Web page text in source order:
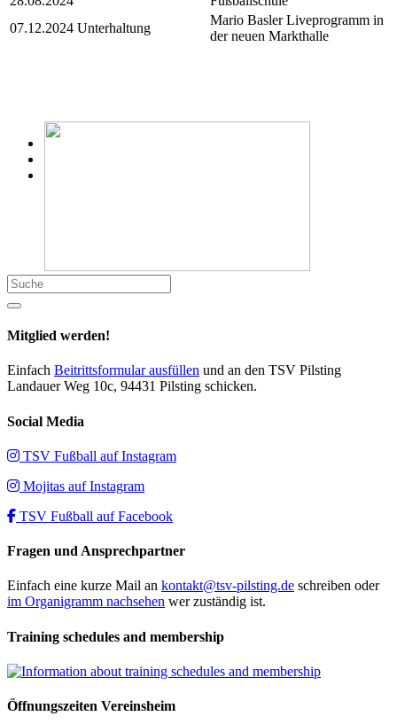
07.12.2024 Unterhaltung
Mario Basler Liveprogramm in
der neuen Markthalle
Suche
Mitglied werden!
Einfach Beitrittsformular ausfüllen und an den TSV Pilsting
Landauer Weg 10c, 94431 Pilsting schicken.
Social Media
TSV Fußball auf Instagram
Mojitas auf Instagram
TSV Fußball auf Facebook
Fragen und Ansprechpartner
Einfach eine kurze Mail an kontakt@tsv-pilsting.de schreiben oder
im Organigramm nachsehen wer zuständig ist.
Training schedules and membership
Öffnungszeiten Vereinsheim